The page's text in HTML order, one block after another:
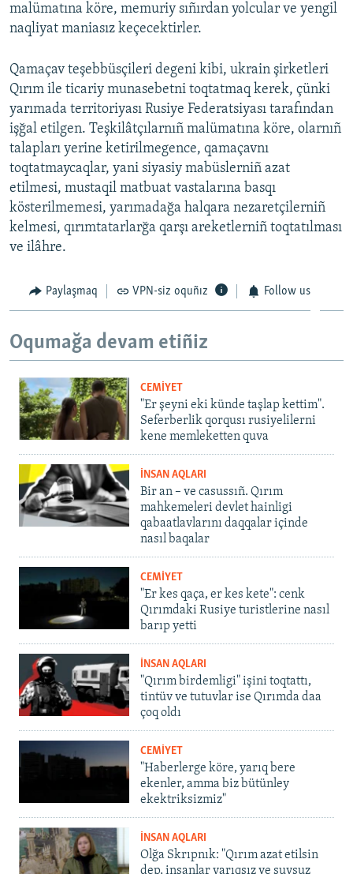
malümatına köre, memuriy sıñırdan yolcular ve yengil
naqliyat maniasız keçecektirler.
Qamaçav teşebbüsçileri degeni kibi, ukrain şirketleri
Qırım ile ticariy munasebetni toqtatmaq kerek, çünki
yarımada territoriyası Rusiye Federatsiyası tarafından
işğal etilgen. Teşkilâtçılarnıñ malümatına köre, olarnıñ
talapları yerine ketirilmegence, qamaçavnı
toqtatmaycaqlar, yani siyasiy mabüslerniñ azat
etilmesi, mustaqil matbuat vastalarına basqı
kösterilmemesi, yarımadağa halqara nezaretçilerniñ
kelmesi, qırımtatarlarğa qarşı areketlerniñ toqtatılması
ve ilâhre.
Paylaşmaq VPN-siz oquñız Follow us
Oqumağa devam etiñiz
CEMİYET
"Er şeyni eki künde taşlap kettim".
Seferberlik qorqusı rusiyelilerni
kene memleketten quva
İNSAN AQLARI
Bir an – ve casussıñ. Qırım
mahkemeleri devlet hainligi
qabaatlavlarını daqqalar içinde
nasıl baqalar
CEMİYET
"Er kes qaça, er kes kete": cenk
Qırımdaki Rusiye turistlerine nasıl
barıp yetti
İNSAN AQLARI
"Qırım birdemligi" işini toqtattı,
tintüv ve tutuvlar ise Qırımda daa
çoq oldı
CEMİYET
"Haberlerge köre, yarıq bere
ekenler, amma biz bütünley
ekektriksizmiz"
İNSAN AQLARI
Olğa Skrıpnık: "Qırım azat etilsin
dep, insanlar yarıqsız ve suvsuz